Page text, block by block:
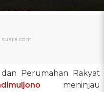
Perumahan Rakyat
meninjau